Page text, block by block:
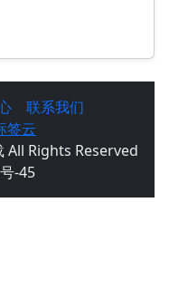
联系我们
签云
All Rights Reserved
-45